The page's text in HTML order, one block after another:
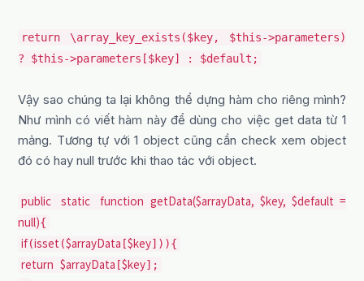
return \array_key_exists($key, $this->parameters)
? $this->parameters[$key] : $default;
Vậy sao chúng ta lại không thể dựng hàm cho riêng mình?
Như mình có viết hàm này để dùng cho việc get data từ 1
mảng. Tương tự với 1 object cũng cần check xem object
đó có hay null trước khi thao tác với object.
public static function getData($arrayData, $key, $default =
null){
if(isset ($arrayData [$key])){
return $arrayData [$key];